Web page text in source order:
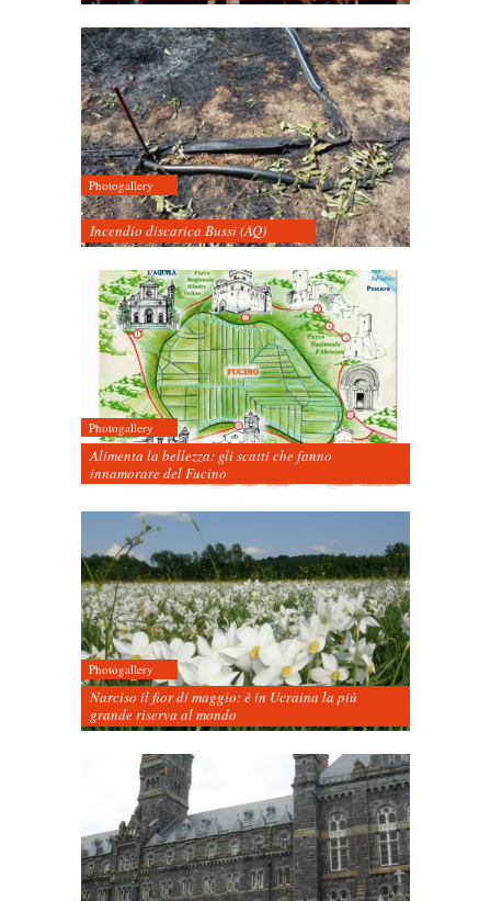
Photogallery
Incendio discarica Bussi (AQ)
Photogallery
Alimenta la bellezza: gli scatti che fanno
innamorare del Fucino
Photogallery
Narciso il fior di maggio: è in Ucraina la più
grande riserva al mondo